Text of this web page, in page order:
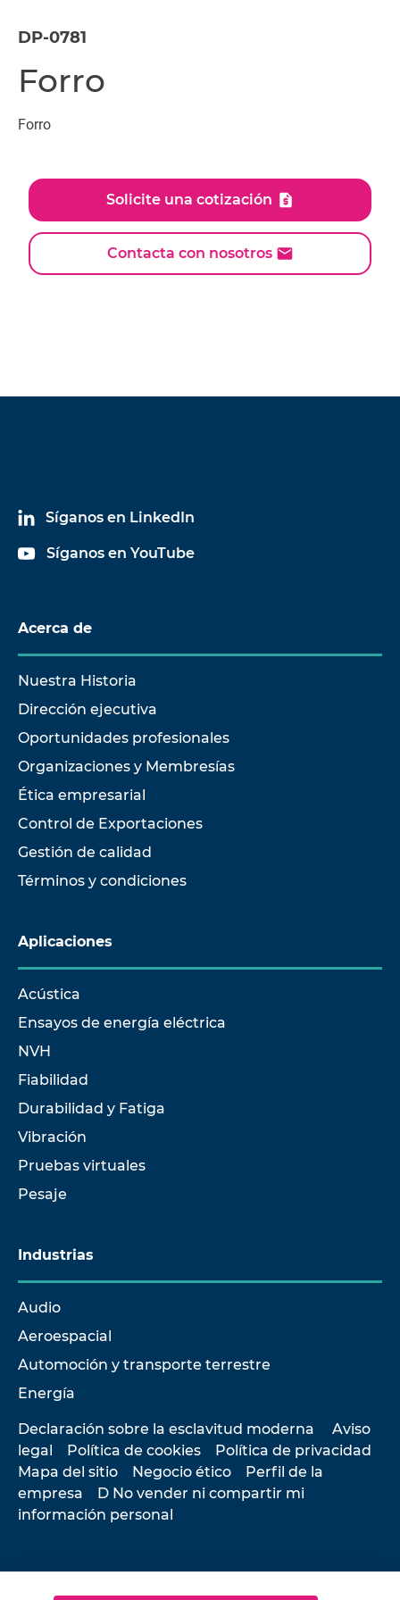
DP-0781
Forro
Forro
Solicite una cotización
Contacta con nosotros
Síganos en LinkedIn
Síganos en YouTube
Acerca de
Nuestra Historia
Dirección ejecutiva
Oportunidades profesionales
Organizaciones y Membresías
Ética empresarial
Control de Exportaciones
Gestión de calidad
Términos y condiciones
Aplicaciones
Acústica
Ensayos de energía eléctrica
NVH
Fiabilidad
Durabilidad y Fatiga
Vibración
Pruebas virtuales
Pesaje
Industrias
Audio
Aeroespacial
Automoción y transporte terrestre
Energía
Declaración sobre la esclavitud moderna
Aviso
legal
Política de cookies
Política de privacidad
Mapa del sitio
Negocio ético
Perfil de la
empresa
D No vender ni compartir mi
información personal